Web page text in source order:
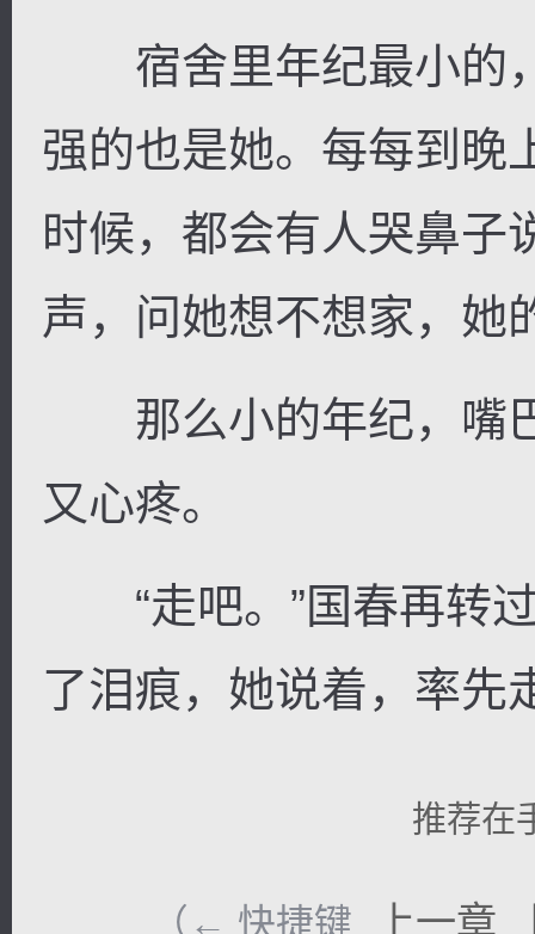
宿舍里年纪最小的
强的也是她。每每到晚
时候，都会有人哭鼻子
声，问她想不想家，她
那么小的年纪，嘴
又心疼。
“走吧。”国春再转过
了泪痕，她说着，率先
推荐在
（← 快捷键 上一章